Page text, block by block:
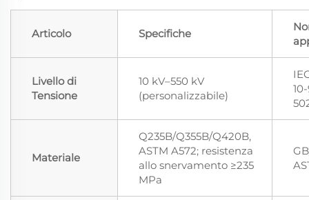
Articolo Specifiche
Livello di
Tensione
10 kV–550 kV
(personalizzabile)
Materiale
Q235B/Q355B/Q420B,
ASTM A572; resistenza
allo snervamento ≥235
MPa